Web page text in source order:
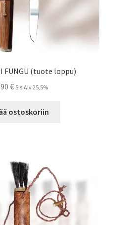
FUNGU (tuote loppu)
€ Sis.Alv 25,5%
ostoskoriin